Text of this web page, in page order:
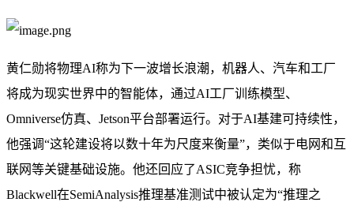
黄仁勋将物理AI称为下一波增长浪潮，机器人、汽车和工厂
将成为现实世界中的智能体，通过AI工厂训练模型、
Omniverse仿真、Jetson平台部署运行。对于AI基建可持续性，
他强调“这轮建设将以数十年为尺度来衡量”，类似于电网和互
联网等关键基础设施。他还回应了ASIC竞争担忧，称
Blackwell在SemiAnalysis推理基准测试中被认定为“推理之